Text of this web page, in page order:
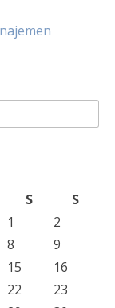
S
S
1
2
8
9
15
16
22
23